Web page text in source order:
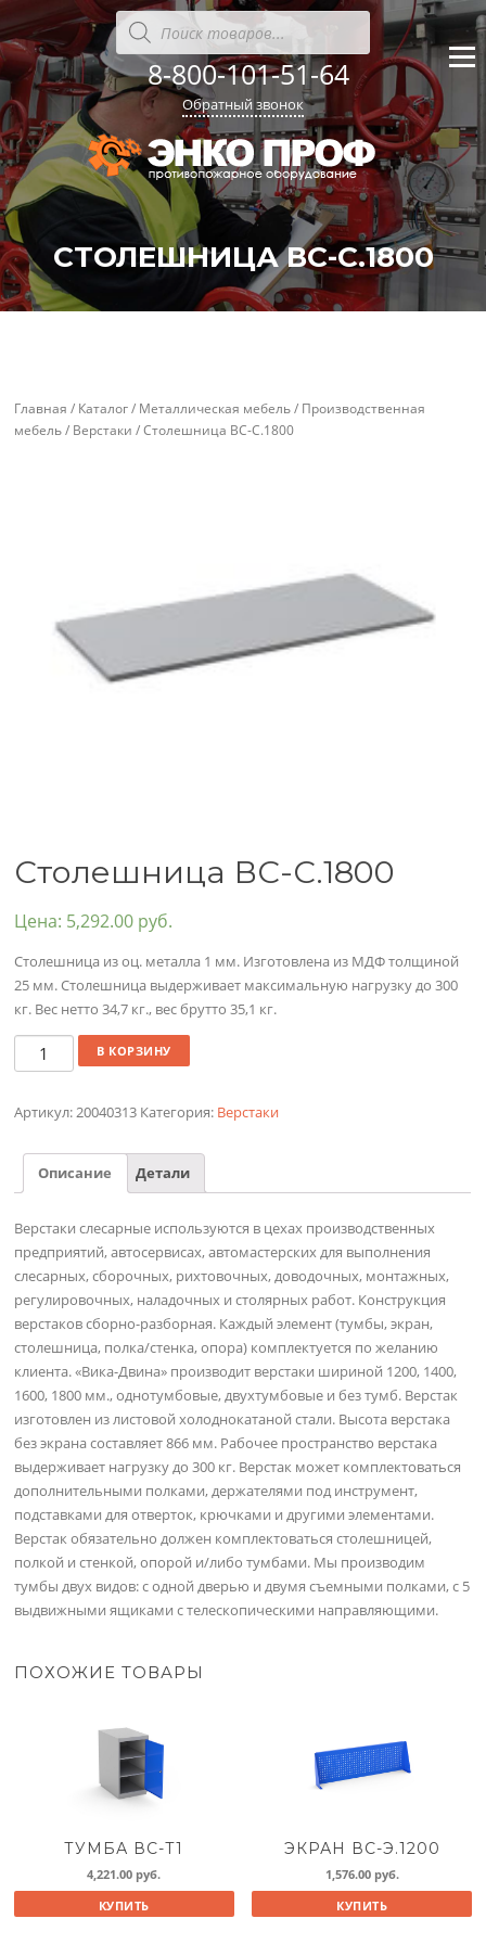
к
содержанию
Поиск
товаров
8-800-101-51-64
Обратный звонок
СТОЛЕШНИЦА ВС-С.1800
''
Главная / Каталог/ Металлическая мебель/ Производственная
мебель/ Верстаки / Столешница ВС-С.1800
Столешница ВС-С.1800
Цена: 5,292.00 руб.
Столешница из оц. металла 1 мм. Изготовлена из МДФ толщиной
25 мм. Столешница выдерживает максимальную нагрузку до 300
кг. Вес нетто 34,7 кг., вес брутто 35,1 кг.
Количество
В КОРЗИНУ
Артикул:20040313 Категория: Верстаки
Описание Детали
Верстаки слесарные используются в цехах производственных
предприятий, автосервисах, автомастерских для выполнения
слесарных, сборочных, рихтовочных, доводочных, монтажных,
регулировочных, наладочных и столярных работ. Конструкция
верстаков сборно-разборная. Каждый элемент (тумбы, экран,
столешница, полка/стенка, опора) комплектуется по желанию
клиента. «Вика-Двина» производит верстаки шириной 1200, 1400,
1600, 1800 мм., однотумбовые, двухтумбовые и без тумб. Верстак
изготовлен из листовой холоднокатаной стали. Высота верстака
без экрана составляет 866 мм. Рабочее пространство верстака
выдерживает нагрузку до 300 кг. Верстак может комплектоваться
дополнительными полками, держателями под инструмент,
подставками для отверток, крючками и другими элементами.
Верстак обязательно должен комплектоваться столешницей,
полкой и стенкой, опорой и/либо тумбами. Мы производим
тумбы двух видов: с одной дверью и двумя съемными полками, с 5
выдвижными ящиками с телескопическими направляющими.
ПОХОЖИЕ ТОВАРЫ
ТУМБА ВС-Т1
4,221.00 руб.
КУПИТЬ
ЭКРАН ВС-Э.1200
1,576.00 руб.
КУПИТЬ